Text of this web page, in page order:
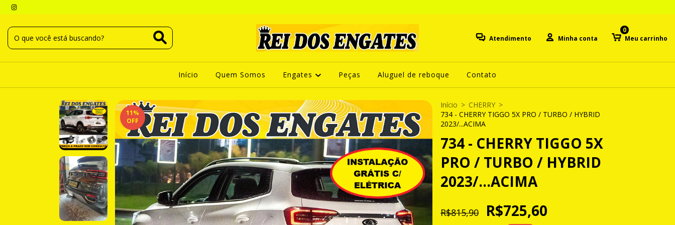
Atendimento Minha conta Meu carrinho
0
Início Quem Somos Engates Peças Aluguel de reboque Contato
11%
OFF
Início > CHERRY >
734 - CHERRY TIGGO 5X PRO / TURBO / HYBRID
2023/...ACIMA
734 - CHERRY TIGGO 5X
PRO / TURBO / HYBRID
2023/...ACIMA
R$815,90 R$725,60